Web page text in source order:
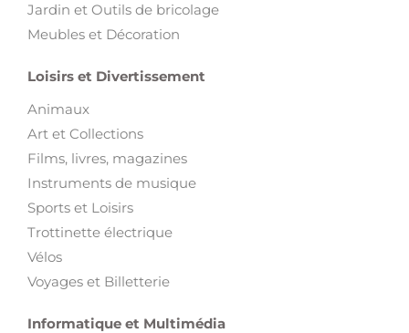
Jardin et Outils de bricolage
Meubles et Décoration
Loisirs et Divertissement
Animaux
Art et Collections
Films, livres, magazines
Instruments de musique
Sports et Loisirs
Trottinette électrique
Vélos
Voyages et Billetterie
Informatique et Multimédia